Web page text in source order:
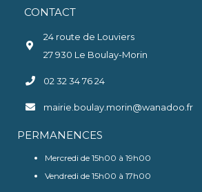
CONTACT
24 route de Louviers
27 930 Le Boulay-Morin
02 32 34 76 24
mairie.boulay.morin@wanadoo.fr
PERMANENCES
Mercredi de 15h00 à 19h00
Vendredi de 15h00 à 17h00